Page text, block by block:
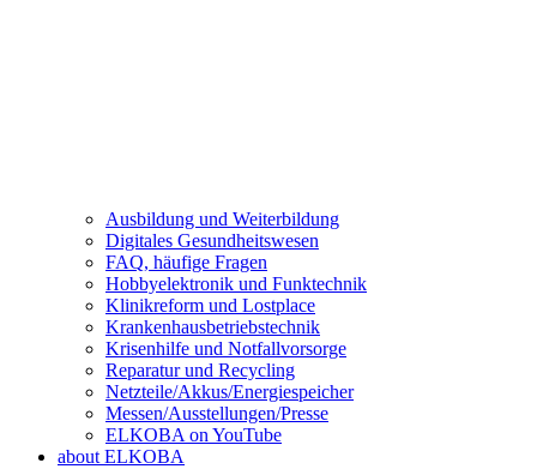
Ausbildung und Weiterbildung
Digitales Gesundheitswesen
FAQ, häufige Fragen
Hobbyelektronik und Funktechnik
Klinikreform und Lostplace
Krankenhausbetriebstechnik
Krisenhilfe und Notfallvorsorge
Reparatur und Recycling
Netzteile/Akkus/Energiespeicher
Messen/Ausstellungen/Presse
ELKOBA on YouTube
about ELKOBA